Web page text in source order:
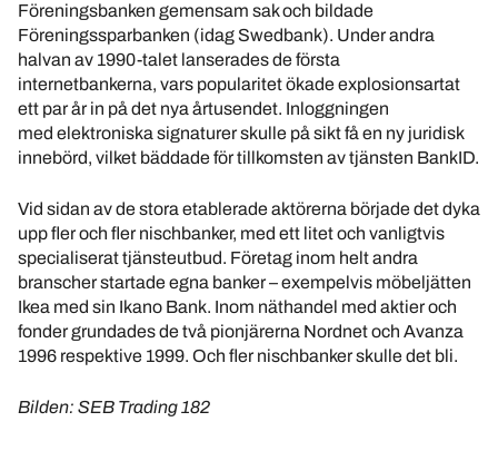
Föreningsbanken gemensam sak och bildade
Föreningssparbanken (idag Swedbank). Under andra
halvan av 1990-talet lanserades de första
internetbankerna, vars popularitet ökade explosionsartat
ett par år in på det nya årtusendet. Inloggningen
med elektroniska signaturer skulle på sikt få en ny juridisk
innebörd, vilket bäddade för tillkomsten av tjänsten BankID.
Vid sidan av de stora etablerade aktörerna började det dyka
upp fler och fler nischbanker, med ett litet och vanligtvis
specialiserat tjänsteutbud. Företag inom helt andra
branscher startade egna banker – exempelvis möbeljätten
Ikea med sin Ikano Bank. Inom näthandel med aktier och
fonder grundades de två pionjärerna Nordnet och Avanza
1996 respektive 1999. Och fler nischbanker skulle det bli.
Bilden: SEB Trading 182